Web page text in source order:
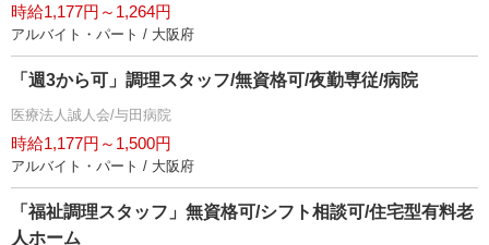
時給1,177円～1,264円
アルバイト・パート / 大阪府
「週3から可」調理スタッフ/無資格可/夜勤専従/病院
医療法人誠人会/与田病院
時給1,177円～1,500円
アルバイト・パート / 大阪府
「福祉調理スタッフ」無資格可/シフト相談可/住宅型有料老
人ホーム